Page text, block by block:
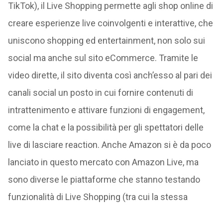
TikTok), il Live Shopping permette agli shop online di
creare esperienze live coinvolgenti e interattive, che
uniscono shopping ed entertainment, non solo sui
social ma anche sul sito eCommerce. Tramite le
video dirette, il sito diventa così anch’esso al pari dei
canali social un posto in cui fornire contenuti di
intrattenimento e attivare funzioni di engagement,
come la chat e la possibilità per gli spettatori delle
live di lasciare reaction. Anche Amazon si è da poco
lanciato in questo mercato con Amazon Live, ma
sono diverse le piattaforme che stanno testando
funzionalità di Live Shopping (tra cui la stessa